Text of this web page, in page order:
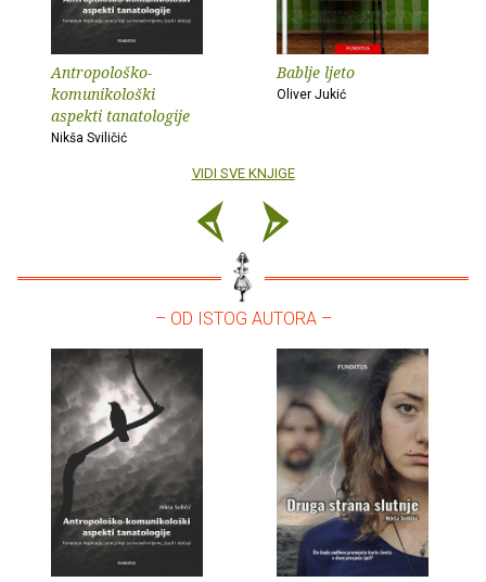
Antropološko-
komunikološki
aspekti tanatologije
Nikša Sviličić
Bablje ljeto
Oliver Jukić
VIDI SVE KNJIGE
– OD ISTOG AUTORA –